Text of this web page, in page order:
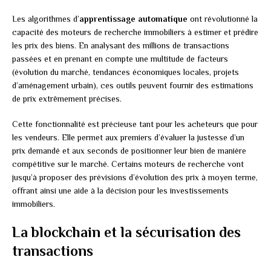
Les algorithmes d’apprentissage automatique ont révolutionné la
capacité des moteurs de recherche immobiliers à estimer et prédire
les prix des biens. En analysant des millions de transactions
passées et en prenant en compte une multitude de facteurs
(évolution du marché, tendances économiques locales, projets
d’aménagement urbain), ces outils peuvent fournir des estimations
de prix extrêmement précises.
Cette fonctionnalité est précieuse tant pour les acheteurs que pour
les vendeurs. Elle permet aux premiers d’évaluer la justesse d’un
prix demandé et aux seconds de positionner leur bien de manière
compétitive sur le marché. Certains moteurs de recherche vont
jusqu’à proposer des prévisions d’évolution des prix à moyen terme,
offrant ainsi une aide à la décision pour les investissements
immobiliers.
La blockchain et la sécurisation des
transactions